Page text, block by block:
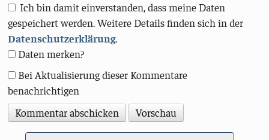
Ich bin damit einverstanden, dass meine Daten
gespeichert werden. Weitere Details finden sich in der
Datenschutzerklärung.
Daten merken?
Bei Aktualisierung dieser Kommentare
benachrichtigen